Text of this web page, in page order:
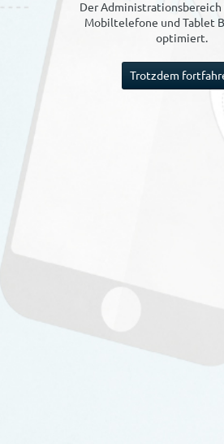
Der
Mobiltelefone und Tablet
optimiert.
Trotzdem